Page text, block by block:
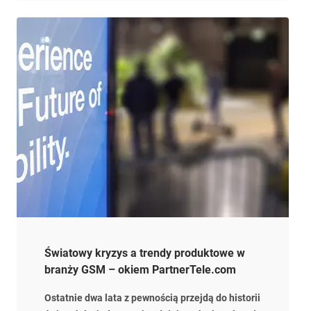
można uznać za godnego konkurenta pod
względem jakości i jakie rozwiązania wprowadzą
cenione marki, aby utrzymać klientów pomimo
wysokich cen?
Światowy kryzys a trendy produktowe w
branży GSM – okiem PartnerTele.com
Ostatnie dwa lata z pewnością przejdą do historii